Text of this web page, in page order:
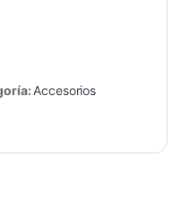
Accesorios